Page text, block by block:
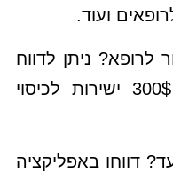
ועוד.
לרופא? ניתן לדווח
על כך באפליקציה ולקבל 300$ ישירות לכיסוי
דווחו באפליקציה